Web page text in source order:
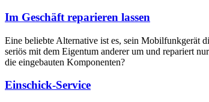
Im Geschäft reparieren lassen
Eine beliebte Alternative ist es, sein Mobilfunkgerät
seriös mit dem Eigentum anderer um und repariert
die eingebauten Komponenten?
Einschick-Service